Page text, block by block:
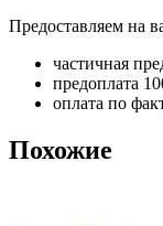
Предоставляем на
частичная
предоплата
оплата по
Похожие